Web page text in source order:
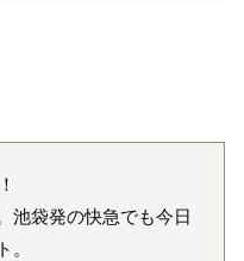
池袋発の快急でも今日
。